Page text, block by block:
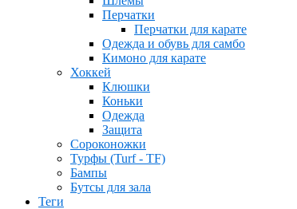
Перчатки
Перчатки для карате
Одежда и обувь для самбо
Кимоно для карате
Хоккей
Клюшки
Коньки
Одежда
Защита
Сороконожки
Турфы (Turf - TF)
Бампы
Бутсы для зала
Теги